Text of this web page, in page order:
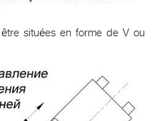
situées en forme de V ou